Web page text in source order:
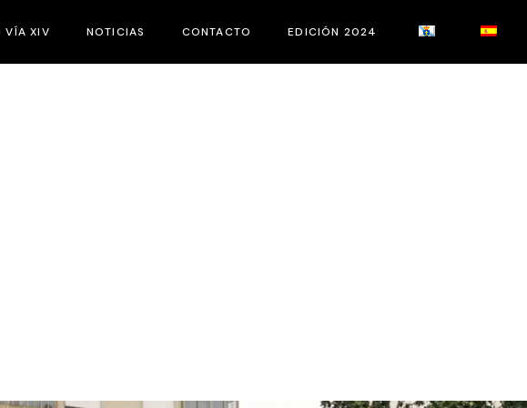
VÍA XIV NOTICIAS CONTACTO EDICIÓN 2024